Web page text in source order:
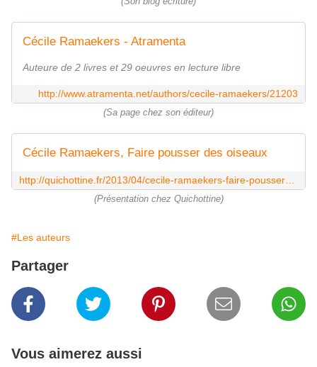
Cécile Ramaekers - Atramenta
Auteure de 2 livres et 29 oeuvres en lecture libre
http://www.atramenta.net/authors/cecile-ramaekers/21203
(Sa page chez son éditeur)
Cécile Ramaekers, Faire pousser des oiseaux
(Présentation chez Quichottine)
#Les auteurs
Partager
Vous aimerez aussi